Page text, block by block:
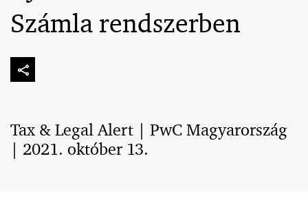
Számla rendszerben
Tax & Legal Alert | PwC Magyarország
| 2021. október 13.